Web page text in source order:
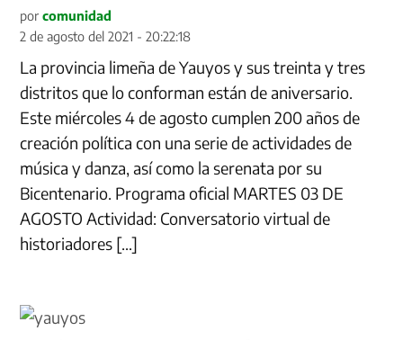
por comunidad
2 de agosto del 2021 - 20:22:18
La provincia limeña de Yauyos y sus treinta y tres
distritos que lo conforman están de aniversario.
Este miércoles 4 de agosto cumplen 200 años de
creación política con una serie de actividades de
música y danza, así como la serenata por su
Bicentenario. Programa oficial MARTES 03 DE
AGOSTO Actividad: Conversatorio virtual de
historiadores […]